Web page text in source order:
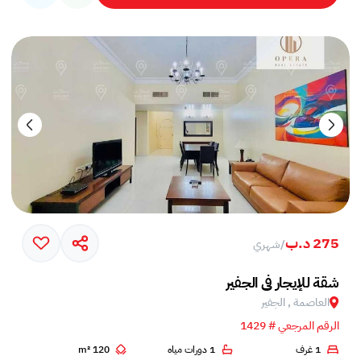
275 د.ب /شهري
شقة للإيجار في الجفير
العاصمة , الجفير
الرقم المرجعي # 1429
1 غرف 1 دورات مياه 120 m²